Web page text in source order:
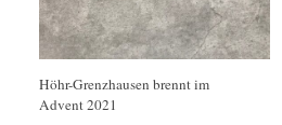
Höhr-Grenzhausen brennt im
Advent 2021